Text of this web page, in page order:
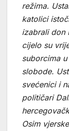
režima.
katolici
izabrali don
cijelo su
suborcima
slobode.
svećenici i
političari
Osim